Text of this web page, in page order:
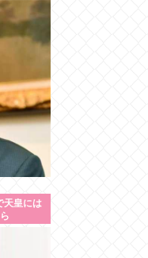
天皇には